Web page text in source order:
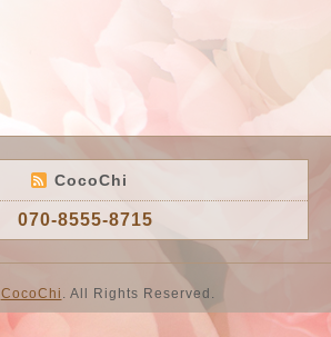
CocoChi
070-8555-8715
CocoChi . All Rights Reserved.